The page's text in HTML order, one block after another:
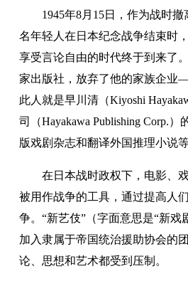
1945年8月15日，作为战时
名年轻人在日本纪念战争结束时
享受言论自由的时代终于到来了
家出版社，放弃了他的家族企业
此人就是早川清（Kiyoshi
司（Hayakawa Publishing Corp.
版戏剧杂志和翻译外国推理小说
在日本战时政权下，电影、
被用作战争的工具，通过提高人
争。“新艺伎”（字面意思是“新戏
加入隶属于帝国统治援助协会的
论、思想和艺术都受到压制。